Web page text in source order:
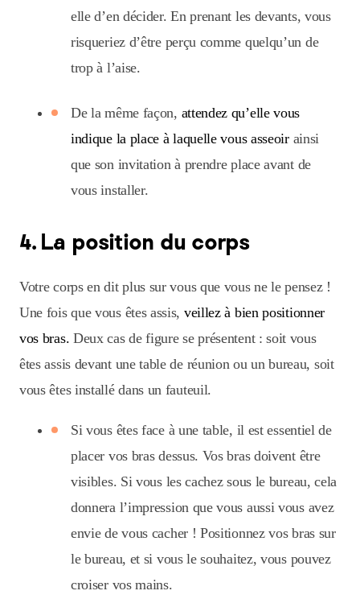
elle d’en décider. En prenant les devants, vous
risqueriez d’être perçu comme quelqu’un de
trop à l’aise.
De la même façon, attendez qu’elle vous
indique la place à laquelle vous asseoirainsi
que son invitation à prendre place avant de
vous installer.
4. La position du corps
Votre corps en dit plus sur vous que vous ne le pensez !
Une fois que vous êtes assis, veillez à bien positionner
vos bras. Deux cas de figure se présentent : soit vous
êtes assis devant une table de réunion ou un bureau, soit
vous êtes installé dans un fauteuil.
Si vous êtes face à une table, il est essentiel de
placer vos bras dessus. Vos bras doivent être
visibles. Si vous les cachez sous le bureau, cela
donnera l’impression que vous aussi vous avez
envie de vous cacher ! Positionnez vos bras sur
le bureau, et si vous le souhaitez, vous pouvez
croiser vos mains.